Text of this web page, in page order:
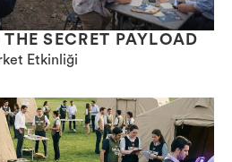
SECRET PAYLOAD
Etkinliği